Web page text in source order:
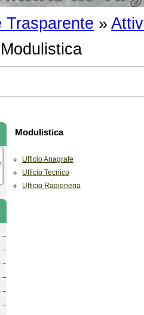
Trasparente »
Modulistica
Ufficio Anagrafe
Ufficio Tecnico
Ufficio Ragioneria